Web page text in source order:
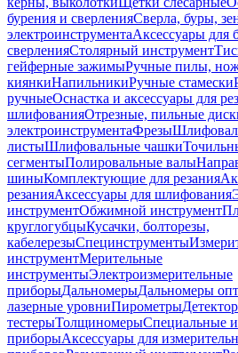
бурения и сверленияСверла, буры,
электроинструментаАксессуары для
сверленияСтолярный инструмент
гейферные зажимыРучные пилы,
киянкиНапильникиРучные стамески
ручныеОснастка и аксессуары для
шлифованияОтрезные, пильные
электроинструментаФрезы
листыШлифовальные чашки
сегментыПолировальные валы
шиныКомплектующие для резания
резанияАксессуары для шлифования
инструментОбжимной инструмент
круглогубцыКусачки, болторезы,
кабелерезыСпецинструменты
инструментМерительные
инструментыЭлектроизмерительные
приборыДальномерыДальномеры
лазерные уровниПирометры
тестерыТолщиномерыСпециальные
приборыАксессуары для